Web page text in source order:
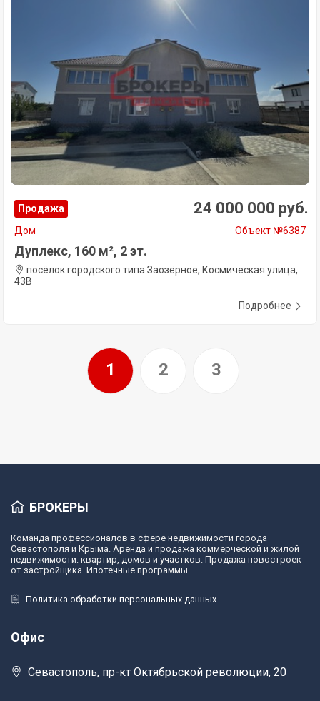
Продажа 24 000 000 руб.
Дом Объект №6387
Дуплекс, 160 м², 2 эт.
посёлок городского типа Заозёрное, Космическая улица,
43В
Подробнее
1 2 3
БРОКЕРЫ
Команда профессионалов в сфере недвижимости города
Севастополя и Крыма. Аренда и продажа коммерческой и жилой
недвижимости: квартир, домов и участков. Продажа новостроек
от застройщика. Ипотечные программы.
Политика обработки персональных данных
Офис
Севастополь, пр-кт Октябрьской революции, 20